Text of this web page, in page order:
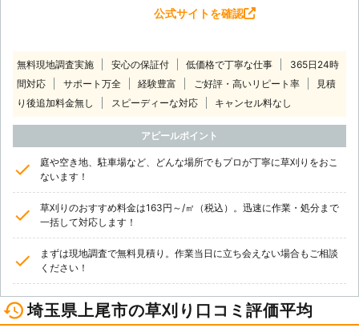
公式サイトを確認
無料現地調査実施 安心の保証付 低価格で丁寧な仕事
365日24時
間対応
サポート万全 経験豊富 ご好評・高いリピート率
見積
り後追加料金無し
スピーディーな対応 キャンセル料なし
アピールポイント
庭や空き地、駐車場など、どんな場所でもプロが丁寧に草刈りをおこ
ないます！
草刈りのおすすめ料金は163円～/㎡（税込）。迅速に作業・処分まで
一括して対応します！
まずは現地調査で無料見積り。作業当日に立ち会えない場合もご相談
ください！
埼玉県上尾市の草刈り口コミ評価平均